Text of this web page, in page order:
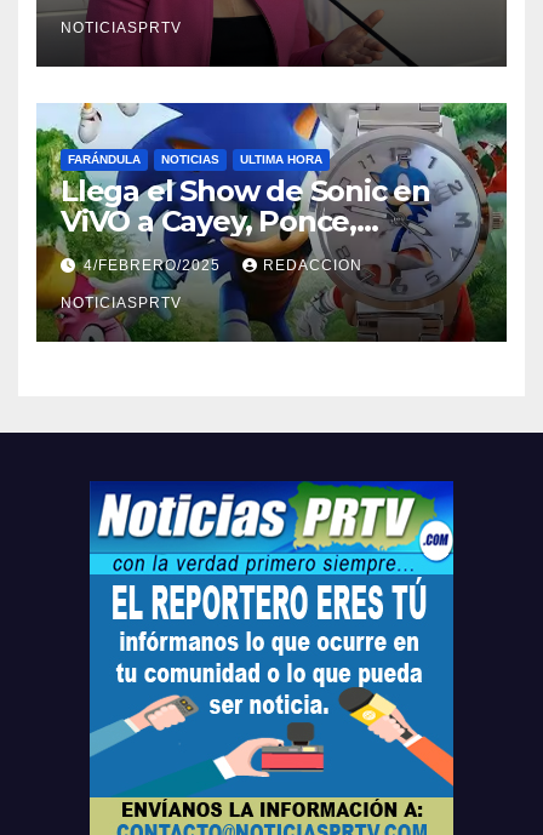
NOTICIASPRTV
FARÁNDULA NOTICIAS ULTIMA HORA
Llega el Show de Sonic en
ViVO a Cayey, Ponce,
Barceloneta y Humacao,
Relojes gratis para el que
compre ahora….
4/FEBRERO/2025 REDACCION
NOTICIASPRTV